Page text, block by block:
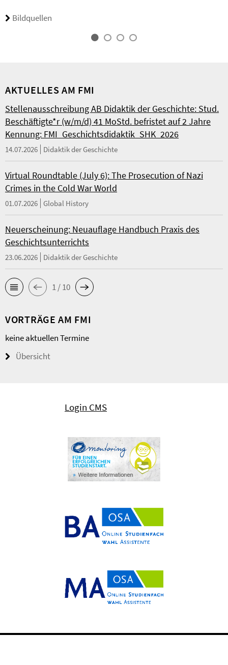
Bildquellen
AKTUELLES AM FMI
Stellenausschreibung AB Didaktik der Geschichte: Stud.
Beschäftigte*r (w/m/d) 41 MoStd. befristet auf 2 Jahre
Kennung: FMI_Geschichtsdidaktik_SHK_2026
14.07.2026 Didaktik der Geschichte
Virtual Roundtable (July 6): The Prosecution of Nazi
Crimes in the Cold War World
01.07.2026 Global History
Neuerscheinung: Neuauflage Handbuch Praxis des
Geschichtsunterrichts
23.06.2026 Didaktik der Geschichte
1 / 10
VORTRÄGE AM FMI
keine aktuellen Termine
Übersicht
Login CMS